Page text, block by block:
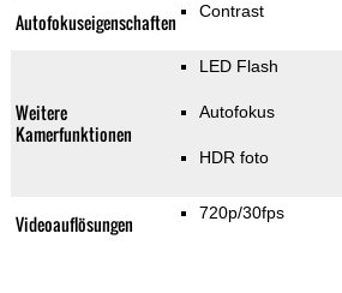
Autofokuseigenschaften Contrast
Weitere
Kamerfunktionen
LED Flash
Autofokus
HDR foto
Videoauflösungen 720p/30fps